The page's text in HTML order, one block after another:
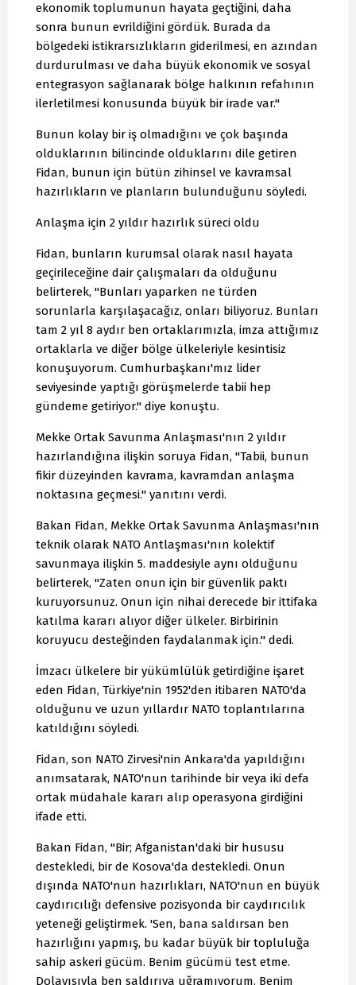
ekonomik toplumunun hayata geçtiğini, daha
sonra bunun evrildiğini gördük. Burada da
bölgedeki istikrarsızlıkların giderilmesi, en azından
durdurulması ve daha büyük ekonomik ve sosyal
entegrasyon sağlanarak bölge halkının refahının
ilerletilmesi konusunda büyük bir irade var."
Bunun kolay bir iş olmadığını ve çok başında
olduklarının bilincinde olduklarını dile getiren
Fidan, bunun için bütün zihinsel ve kavramsal
hazırlıkların ve planların bulunduğunu söyledi.
Anlaşma için 2 yıldır hazırlık süreci oldu
Fidan, bunların kurumsal olarak nasıl hayata
geçirileceğine dair çalışmaları da olduğunu
belirterek, "Bunları yaparken ne türden
sorunlarla karşılaşacağız, onları biliyoruz. Bunları
tam 2 yıl 8 aydır ben ortaklarımızla, imza attığımız
ortaklarla ve diğer bölge ülkeleriyle kesintisiz
konuşuyorum. Cumhurbaşkanı'mız lider
seviyesinde yaptığı görüşmelerde tabii hep
gündeme getiriyor." diye konuştu.
Mekke Ortak Savunma Anlaşması'nın 2 yıldır
hazırlandığına ilişkin soruya Fidan, "Tabii, bunun
fikir düzeyinden kavrama, kavramdan anlaşma
noktasına geçmesi." yanıtını verdi.
Bakan Fidan, Mekke Ortak Savunma Anlaşması'nın
teknik olarak NATO Antlaşması'nın kolektif
savunmaya ilişkin 5. maddesiyle aynı olduğunu
belirterek, "Zaten onun için bir güvenlik paktı
kuruyorsunuz. Onun için nihai derecede bir ittifaka
katılma kararı alıyor diğer ülkeler. Birbirinin
koruyucu desteğinden faydalanmak için." dedi.
İmzacı ülkelere bir yükümlülük getirdiğine işaret
eden Fidan, Türkiye'nin 1952'den itibaren NATO'da
olduğunu ve uzun yıllardır NATO toplantılarına
katıldığını söyledi.
Fidan, son NATO Zirvesi'nin Ankara'da yapıldığını
anımsatarak, NATO'nun tarihinde bir veya iki defa
ortak müdahale kararı alıp operasyona girdiğini
ifade etti.
Bakan Fidan, "Bir; Afganistan'daki bir hususu
destekledi, bir de Kosova'da destekledi. Onun
dışında NATO'nun hazırlıkları, NATO'nun en büyük
caydırıcılığı defensive pozisyonda bir caydırıcılık
yeteneği geliştirmek. 'Sen, bana saldırsan ben
hazırlığını yapmış, bu kadar büyük bir topluluğa
sahip askeri gücüm. Benim gücümü test etme.
Dolayısıyla ben saldırıya uğramıyorum. Benim